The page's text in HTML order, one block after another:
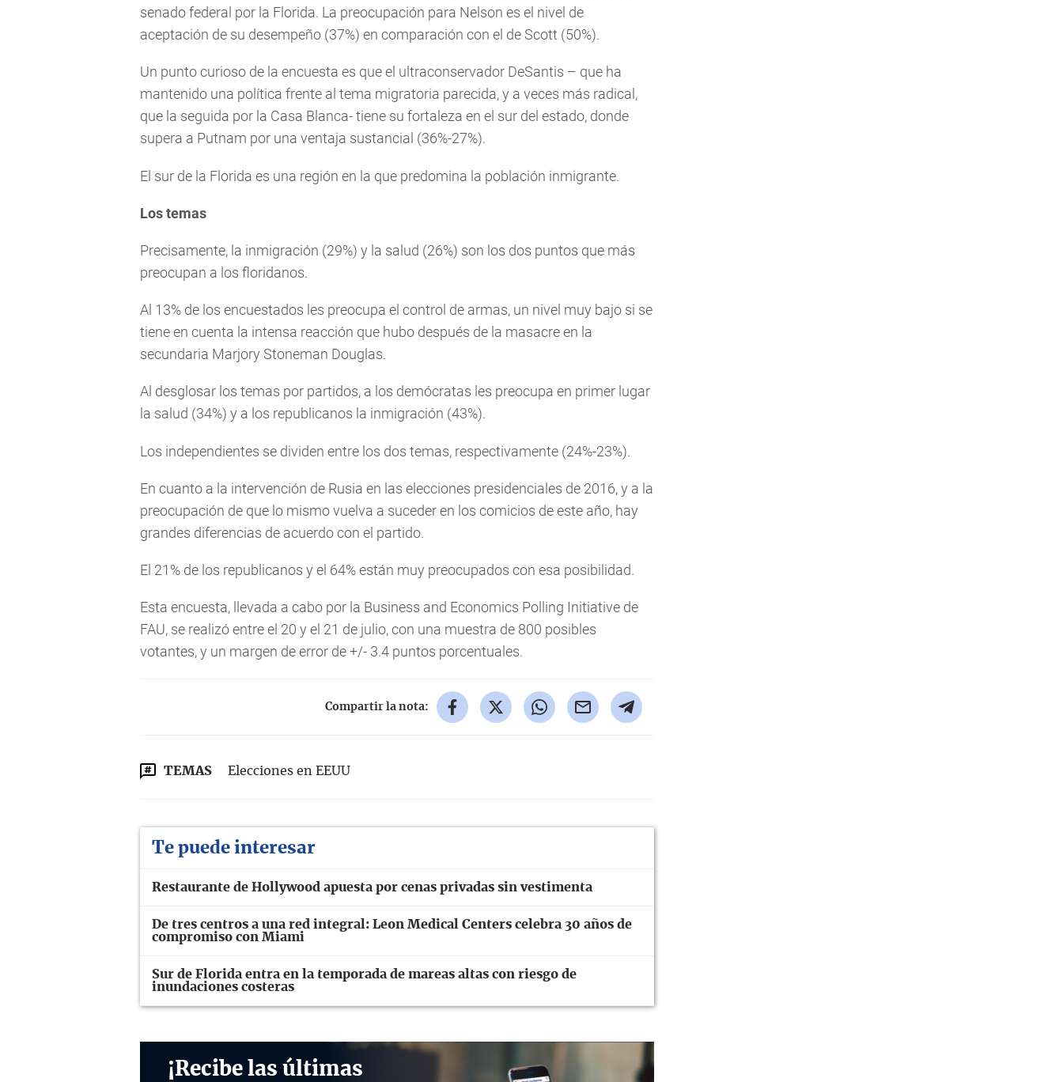
senado federal por la Florida. La preocupación para Nelson es el nivel de
aceptación de su desempeño (37%) en comparación con el de Scott (50%).
Un punto curioso de la encuesta es que el ultraconservador DeSantis – que ha
mantenido una política frente al tema migratoria parecida, y a veces más radical,
que la seguida por la Casa Blanca- tiene su fortaleza en el sur del estado, donde
supera a Putnam por una ventaja sustancial (36%-27%).
El sur de la Florida es una región en la que predomina la población inmigrante.
Los temas
Precisamente, la inmigración (29%) y la salud (26%) son los dos puntos que más
preocupan a los floridanos.
Al 13% de los encuestados les preocupa el control de armas, un nivel muy bajo si se
tiene en cuenta la intensa reacción que hubo después de la masacre en la
secundaria Marjory Stoneman Douglas.
Al desglosar los temas por partidos, a los demócratas les preocupa en primer lugar
la salud (34%) y a los republicanos la inmigración (43%).
Los independientes se dividen entre los dos temas, respectivamente (24%-23%).
En cuanto a la intervención de Rusia en las elecciones presidenciales de 2016, y a la
preocupación de que lo mismo vuelva a suceder en los comicios de este año, hay
grandes diferencias de acuerdo con el partido.
El 21% de los republicanos y el 64% están muy preocupados con esa posibilidad.
Esta encuesta, llevada a cabo por la Business and Economics Polling Initiative de
FAU, se realizó entre el 20 y el 21 de julio, con una muestra de 800 posibles
votantes, y un margen de error de +/- 3.4 puntos porcentuales.
Compartir la nota:
TEMAS Elecciones en EEUU
Te puede interesar
Restaurante de Hollywood apuesta por cenas privadas sin vestimenta
De tres centros a una red integral: Leon Medical Centers celebra 30 años de
compromiso con Miami
Sur de Florida entra en la temporada de mareas altas con riesgo de
inundaciones costeras
¡Recibe las últimas